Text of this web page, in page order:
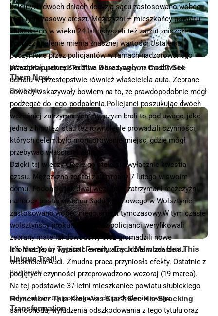
kolejnych dwóch dniach decyzją sądu zastosowano wobec
nich tymczasowy areszt. Mężczyźni – mieszkańcy powiatu
słubickiego w wieku 24 lat usłyszeli też zarzut zniszczenia
poprzez spalenie mienia znacznej wartości.Ustalenia
poczynione przez policjantów w ramach nadzorowanego
przez prokuraturę śledztwa wskazywały na możliwość
udziału w przestępstwie również właściciela auta. Zebrane
dowody wskazywały bowiem na to, że prawdopodobnie mógł
podżegać do jego podpalenia.Policjanci poszukując dwóch
wcześniej zatrzymanych mężczyzn brali to pod uwagę, jako
jedną z hipotez, stąd też równolegle prowadzili czynności,
których celem było monitorowanie miejsc, gdzie mógł
przebywać właściciel auta.
Dzięki tej wiedzy ujęcie go stało się wyłącznie kwestią
czasu. Mężczyzna został zatrzymany 7 lutego w swoim
domu. Podobnie jak dwaj wcześniej zatrzymani mężczyźni,
na mocy postanowienia Sądu Rejonowego w Wolsztynie
zastosowano wobec niego areszt tymczasowy.W tym czasie
wolsztyńscy prokuratorzy oraz policjanci weryfikowali
zebrany materiał dowodowy oraz gromadzili nowe
informacje, by wyjaśnić ewentualny udział w zdarzeniu
właściciela Audi. Żmudna praca przyniosła efekty. Ostatnie z
podjętych czynności przeprowadzono wczoraj (19 marca).
Na tej podstawie 37-letni mieszkaniec powiatu słubickiego
usłyszał zarzuty podżegania do podpalenia swego
samochodu, wyłudzenia odszkodowania z tego tytułu oraz